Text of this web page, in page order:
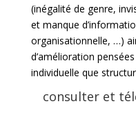
(inégalité de genre,
et manque
organisationnelle, …)
d’amélioration
individuelle que
consulter et